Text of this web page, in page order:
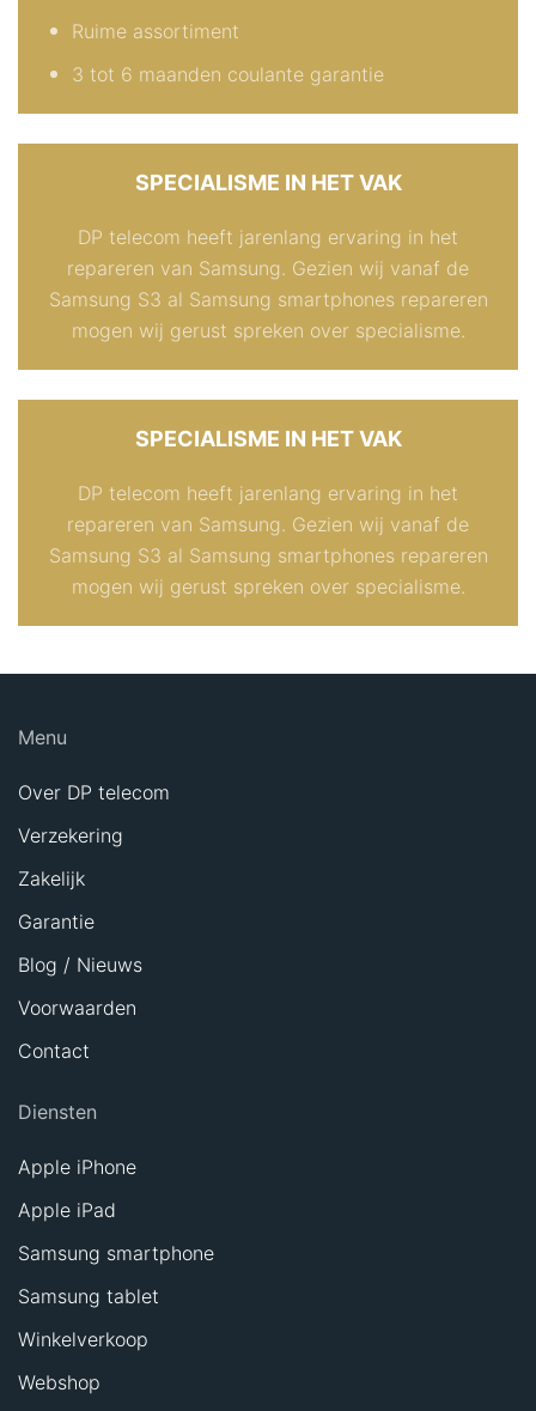
Ruime assortiment
3 tot 6 maanden coulante garantie
SPECIALISME IN HET VAK
DP telecom heeft jarenlang ervaring in het
repareren van Samsung. Gezien wij vanaf de
Samsung S3 al Samsung smartphones repareren
mogen wij gerust spreken over specialisme.
SPECIALISME IN HET VAK
DP telecom heeft jarenlang ervaring in het
repareren van Samsung. Gezien wij vanaf de
Samsung S3 al Samsung smartphones repareren
mogen wij gerust spreken over specialisme.
Menu
Over DP telecom
Verzekering
Zakelijk
Garantie
Blog / Nieuws
Voorwaarden
Contact
Diensten
Apple iPhone
Apple iPad
Samsung smartphone
Samsung tablet
Winkelverkoop
Webshop